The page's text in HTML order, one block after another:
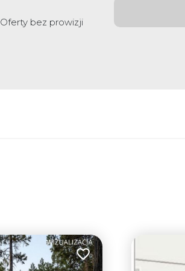
Oferty bez prowizji
Dodaj do ulubionych